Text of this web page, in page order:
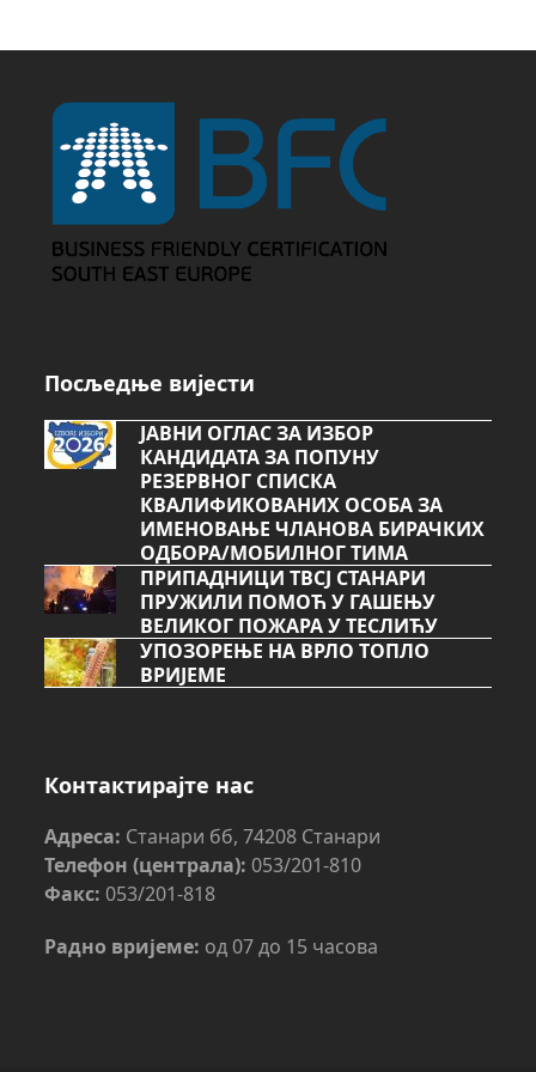
Посљедње вијести
ЈАВНИ ОГЛАС ЗА ИЗБОР
КАНДИДАТА ЗА ПОПУНУ
РЕЗЕРВНОГ СПИСКА
КВАЛИФИКОВАНИХ ОСОБА ЗА
ИМЕНОВАЊЕ ЧЛАНОВА БИРАЧКИХ
ОДБОРА/МОБИЛНОГ ТИМА
ПРИПАДНИЦИ ТВСЈ СТАНАРИ
ПРУЖИЛИ ПОМОЋ У ГАШЕЊУ
ВЕЛИКОГ ПОЖАРА У ТЕСЛИЋУ
УПОЗОРЕЊЕ НА ВРЛО ТОПЛО
ВРИЈЕМЕ
Контактирајте нас
Адреса: Станари бб, 74208 Станари
Телефон (централа): 053/201-810
Факс: 053/201-818
Радно вријеме: од 07 до 15 часова